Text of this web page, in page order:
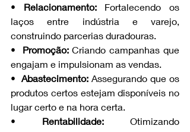
• Relacionamento: Fortalecendo os
laços entre indústria e varejo,
construindo parcerias duradouras.
• Promoção: Criando campanhas que
engajam e impulsionam as vendas.
• Abastecimento: Assegurando que os
produtos certos estejam disponíveis no
lugar certo e na hora certa.
• Rentabilidade: Otimizando